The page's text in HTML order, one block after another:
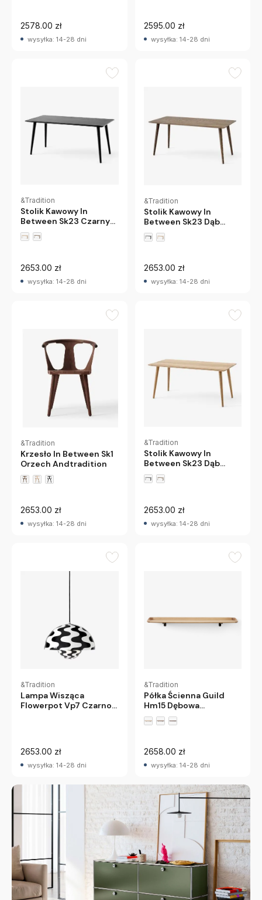
2578.00 zł
wysyłka: 14-28 dni
2595.00 zł
wysyłka: 14-28 dni
&Tradition
Stolik Kawowy In
Between Sk23 Czarny
Dąb Andtradition
2653.00 zł
wysyłka: 14-28 dni
&Tradition
Stolik Kawowy In
Between Sk23 Dąb
Przydymiony
Andtradition
2653.00 zł
wysyłka: 14-28 dni
&Tradition
Krzesło In Between Sk1
Orzech Andtradition
2653.00 zł
wysyłka: 14-28 dni
&Tradition
Stolik Kawowy In
Between Sk23 Dąb
Olejowany
Andtradition
2653.00 zł
wysyłka: 14-28 dni
&Tradition
Lampa Wisząca
Flowerpot Vp7 Czarno-
2653.00 zł
wysyłka: 14-28 dni
&Tradition
Półka Ścienna Guild
Hm15 Dębowa
Andtradition
2658.00 zł
wysyłka: 14-28 dni